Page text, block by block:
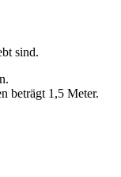
sind.
beträgt 1,5 Meter.